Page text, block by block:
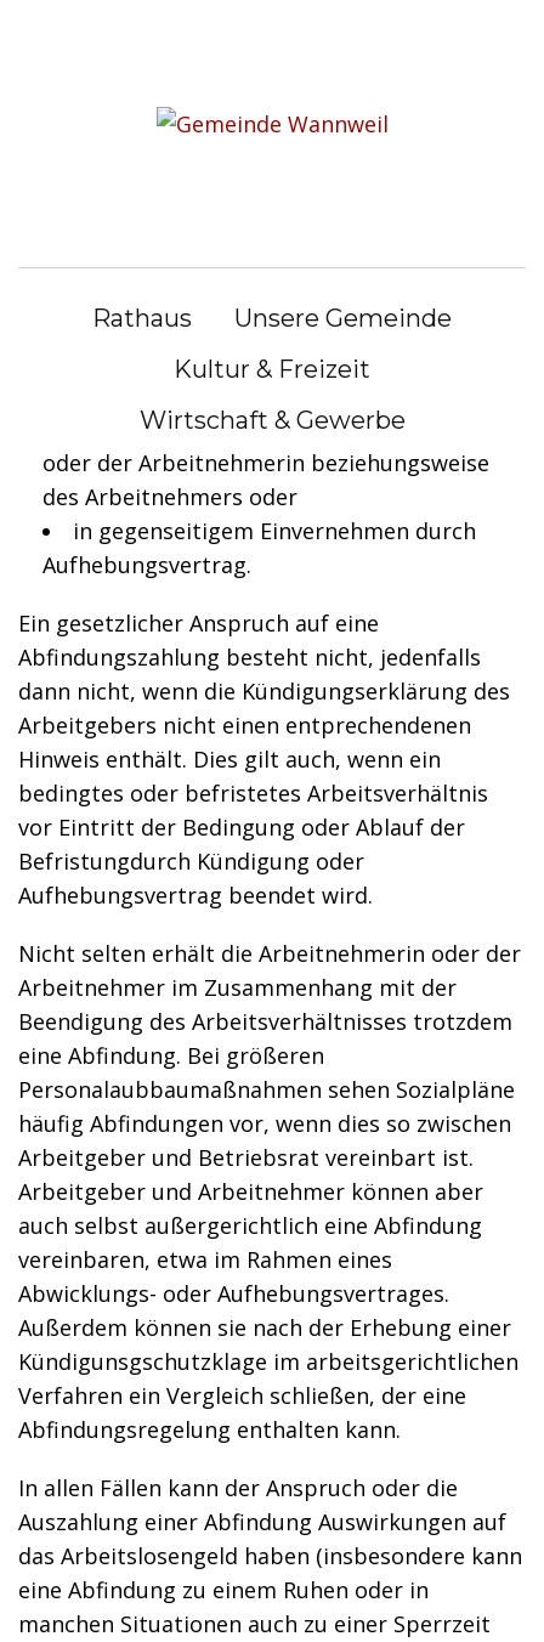
Rathaus
Unsere Gemeinde
Kultur & Freizeit
Wirtschaft & Gewerbe
Abfindungen
Unbefristete Arbeitsverhältnisse enden in der
durch Kündigung seitens des Arbeitgebers
oder der Arbeitnehmerin beziehungsweise
des Arbeitnehmers oder
in gegenseitigem Einvernehmen durch
Aufhebungsvertrag.
Ein gesetzlicher Anspruch auf eine
Abfindungszahlung besteht nicht, jedenfalls
dann nicht, wenn die Kündigungserklärung des
Arbeitgebers nicht einen entprechendenen
Hinweis enthält. Dies gilt auch, wenn ein
bedingtes oder befristetes Arbeitsverhältnis
vor Eintritt der Bedingung oder Ablauf der
Befristungdurch Kündigung oder
Aufhebungsvertrag beendet wird.
Nicht selten erhält die Arbeitnehmerin oder der
Arbeitnehmer im Zusammenhang mit der
Beendigung des Arbeitsverhältnisses trotzdem
eine Abfindung. Bei größeren
Personalaubbaumaßnahmen sehen Sozialpläne
häufig Abfindungen vor, wenn dies so zwischen
Arbeitgeber und Betriebsrat vereinbart ist.
Arbeitgeber und Arbeitnehmer können aber
auch selbst außergerichtlich eine Abfindung
vereinbaren, etwa im Rahmen eines
Abwicklungs- oder Aufhebungsvertrages.
Außerdem können sie nach der Erhebung einer
Kündigunsgschutzklage im arbeitsgerichtlichen
Verfahren ein Vergleich schließen, der eine
Abfindungsregelung enthalten kann.
In allen Fällen kann der Anspruch oder die
Auszahlung einer Abfindung Auswirkungen auf
das Arbeitslosengeld haben (insbesondere kann
eine Abfindung zu einem Ruhen oder in
manchen Situationen auch zu einer Sperrzeit